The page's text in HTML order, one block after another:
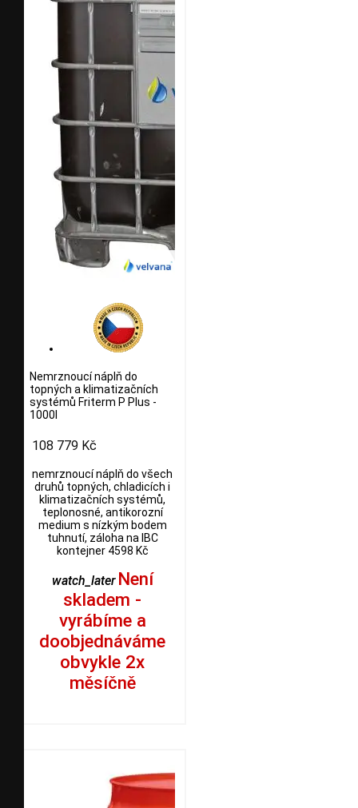
Nemrznoucí náplň do
topných a klimatizačních
systémů Friterm P Plus -
1000l
108 779 Kč
nemrznoucí náplň do všech
druhů topných, chladicích i
klimatizačních systémů,
teplonosné, antikorozní
medium s nízkým bodem
tuhnutí, záloha na IBC
kontejner 4598 Kč
watch_later Není
skladem -
vyrábíme a
doobjednáváme
obvykle 2x
měsíčně